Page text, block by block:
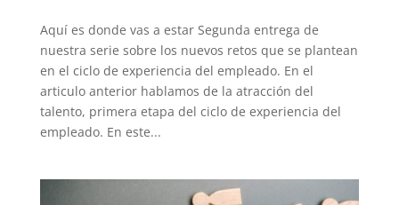
Aquí es donde vas a estar Segunda entrega de
nuestra serie sobre los nuevos retos que se plantean
en el ciclo de experiencia del empleado. En el
articulo anterior hablamos de la atracción del
talento, primera etapa del ciclo de experiencia del
empleado. En este...